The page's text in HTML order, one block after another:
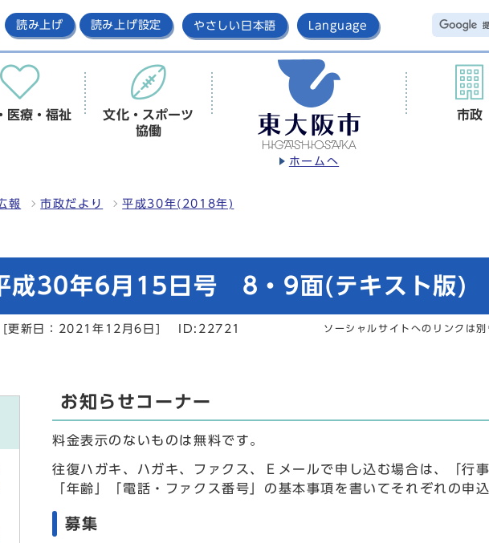
読み上げ 読み上げ設定 やさしい日本語 Language
ホームへ
医療・福祉
文化・スポーツ
協働
市政
報 市政だより 平成30年(2018年)
成30年6月15日号 8・9面(テキスト版)
[更新日：2021年12月6日] ID:22721 ソーシャルサイトへのリンクは
お知らせコーナー
料金表示のないものは無料です。
往復ハガキ、ハガキ、ファクス、Ｅメールで申し込む場合は、「行
「年齢」「電話・ファクス番号」の基本事項を書いてそれぞれの申
募集